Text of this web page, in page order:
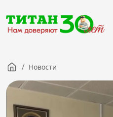
Компания
Партнерам
Тендеры
/ Новости